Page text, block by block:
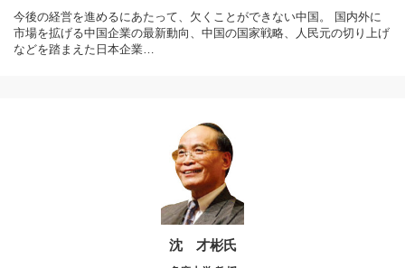
今後の経営を進めるにあたって、欠くことができない中国。 国内外に
市場を拡げる中国企業の最新動向、中国の国家戦略、人民元の切り上げ
などを踏まえた日本企業…
沈 才彬氏